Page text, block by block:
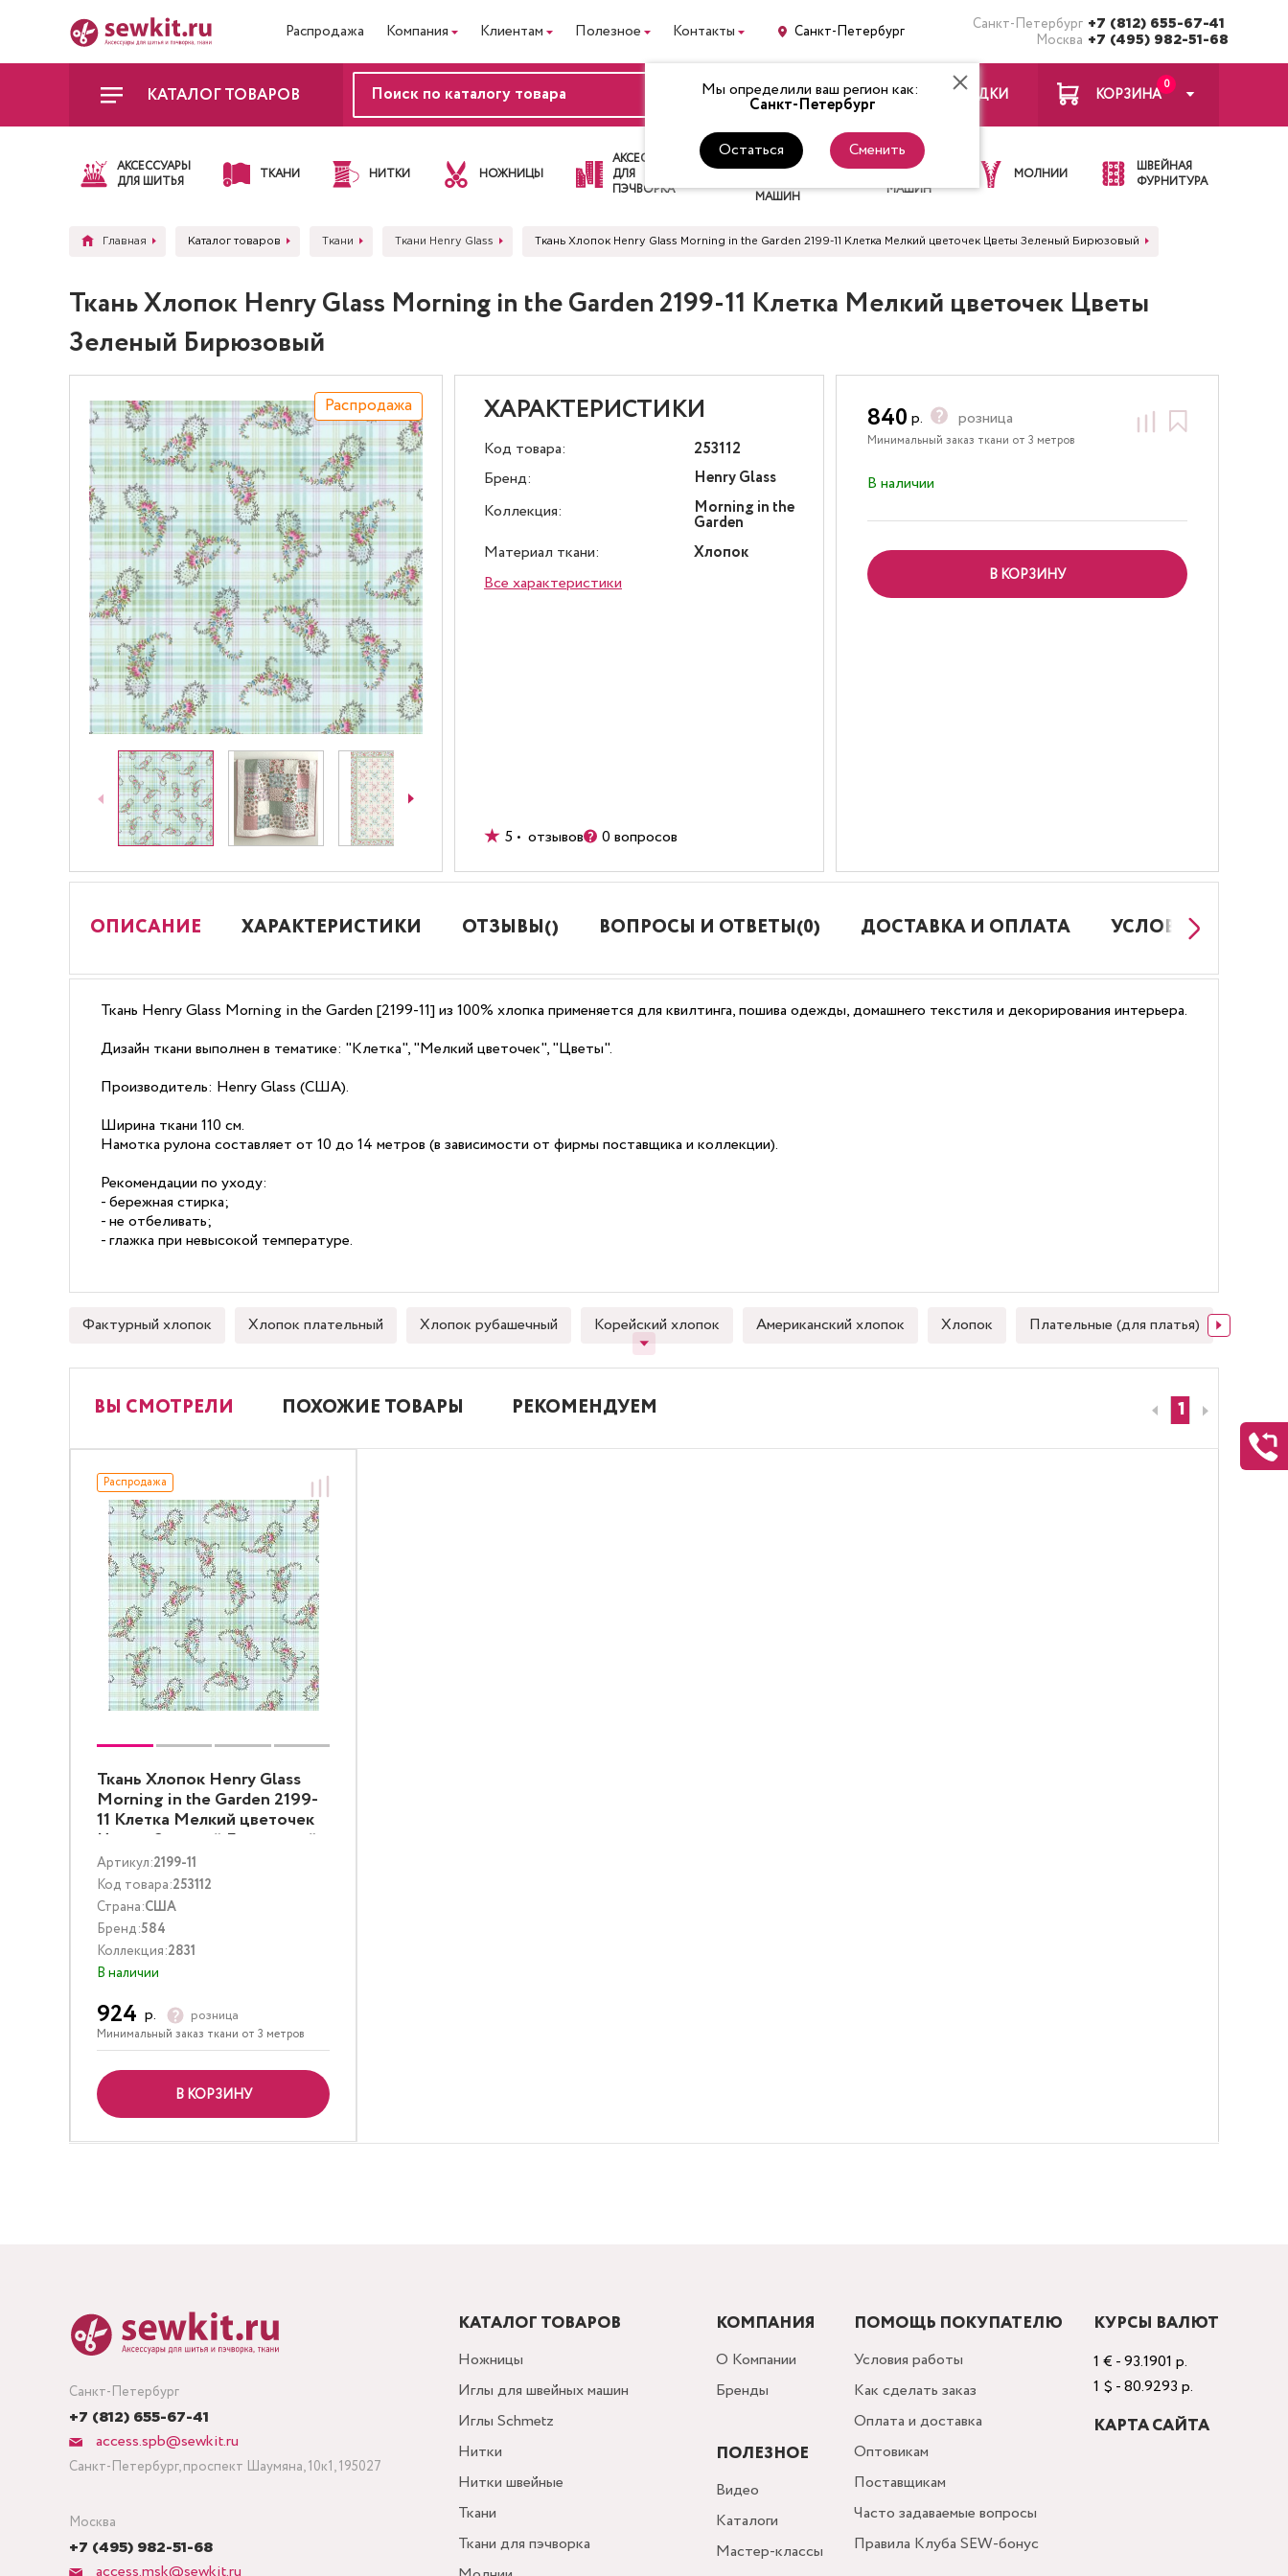
Распродажа Компания Клиентам Полезное Контакты Санкт-Петербург Санкт-Петербург +7 (812) 655-67-41
Москва +7 (495) 982-51-68
Мы определили ваш регион как:
Санкт-Петербург
Остаться Сменить
КАТАЛОГ ТОВАРОВ ВХОД ЗАКЛАДКИ
0
КОРЗИНА
АКСЕССУАРЫ
ДЛЯ ШИТЬЯ
ТКАНИ НИТКИ НОЖНИЦЫ
АКСЕССУАРЫ
ДЛЯ
ПЭЧВОРКА
ЛАПКИ
ДЛЯ
МАШИН
ИГЛЫ ДЛЯ
ШВЕЙНЫХ
МАШИН
МОЛНИИ
ШВЕЙНАЯ
ФУРНИТУРА
Главная Каталог товаров Ткани Ткани Henry Glass Ткань Хлопок Henry Glass Morning in the Garden 2199-11 Клетка Мелкий цветочек Цветы Зеленый Бирюзовый
Ткань Хлопок Henry Glass Morning in the Garden 2199-11 Клетка Мелкий цветочек Цветы
Зеленый Бирюзовый
Распродажа ХАРАКТЕРИСТИКИ
Код товара:
253112
Бренд:
Henry Glass
Коллекция:
Morning in the
Garden
Материал ткани:
Хлопок
Все характеристики
5 • отзывов 0 вопросов
840 р. розница
Минимальный заказ ткани от 3 метров
В наличии
В КОРЗИНУ
ОПИСАНИЕ ХАРАКТЕРИСТИКИ ОТЗЫВЫ() ВОПРОСЫ И ОТВЕТЫ(0) ДОСТАВКА И ОПЛАТА УСЛОВИЯ РАБОТЫ
Ткань Henry Glass Morning in the Garden [2199-11] из 100% хлопка применяется для квилтинга, пошива одежды, домашнего текстиля и декорирования интерьера.
Дизайн ткани выполнен в тематике: "Клетка", "Мелкий цветочек", "Цветы".
Производитель: Henry Glass (США).
Ширина ткани 110 см.
Намотка рулона составляет от 10 до 14 метров (в зависимости от фирмы поставщика и коллекции).
Рекомендации по уходу:
- бережная стирка;
- не отбеливать;
- глажка при невысокой температуре.
Фактурный хлопок Хлопок плательный Хлопок рубашечный Корейский хлопок Американский хлопок Хлопок Плательные (для платья)
ВЫ СМОТРЕЛИ ПОХОЖИЕ ТОВАРЫ РЕКОМЕНДУЕМ
Распродажа
Ткань Хлопок Henry Glass
Morning in the Garden 2199-
11 Клетка Мелкий цветочек
Цветы Зеленый Бирюзовый
Артикул:2199-11
Код товара:253112
Страна:США
Бренд:584
Коллекция:2831
В наличии
924 р. розница
Минимальный заказ ткани от 3 метров
В КОРЗИНУ
1
Санкт-Петербург
+7 (812) 655-67-41
access.spb@sewkit.ru
Санкт-Петербург, проспект Шаумяна, 10к1, 195027
Москва
+7 (495) 982-51-68
КАТАЛОГ ТОВАРОВ
Ножницы
Иглы для швейных машин
Иглы Schmetz
Нитки
Нитки швейные
Ткани
Ткани для пэчворка
КОМПАНИЯ
О Компании
Бренды
ПОЛЕЗНОЕ
Видео
Каталоги
Мастер-классы
ПОМОЩЬ ПОКУПАТЕЛЮ
Условия работы
Как сделать заказ
Оплата и доставка
Оптовикам
Поставщикам
Часто задаваемые вопросы
Правила Клуба SEW-бонус
КУРСЫ ВАЛЮТ
1 € - 93.1901 р.
1 $ - 80.9293 р.
КАРТА САЙТА